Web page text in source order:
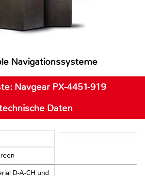
Navigationssysteme
Navgear PX-4451-919
Daten
D-A-CH und